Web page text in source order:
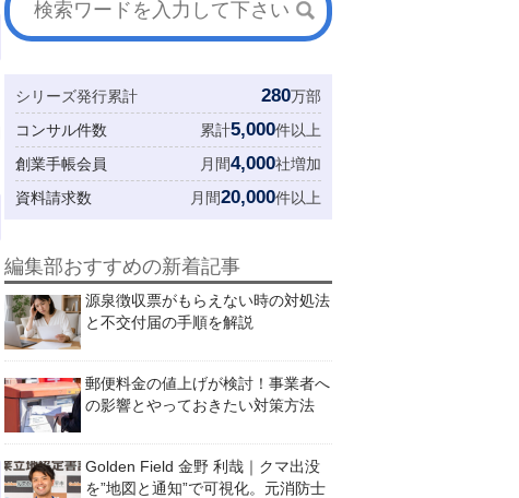
シリーズ発行累計 280万部
コンサル件数
累計5,000件以上
創業手帳会員
月間4,000社増加
資料請求数
月間20,000件以上
編集部おすすめの新着記事
源泉徴収票がもらえない時の対処法
と不交付届の手順を解説
郵便料金の値上げが検討！事業者へ
の影響とやっておきたい対策方法
Golden Field 金野 利哉｜クマ出没
を”地図と通知”で可視化。元消防士